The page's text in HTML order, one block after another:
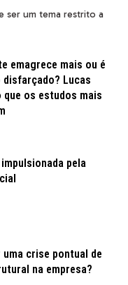
ser um tema restrito a
emagrece mais ou é
Lucas
que os estudos mais
pela
crise pontual de
na empresa?